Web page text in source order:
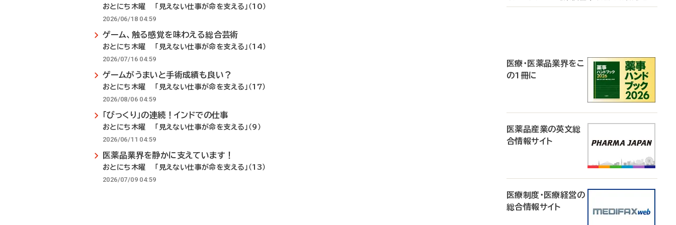
おとにち木曜 「見えない仕事が命を支える」（10）
2026/06/18 04:59
ゲーム、触る感覚を味わえる総合芸術
おとにち木曜 「見えない仕事が命を支える」（14）
2026/07/16 04:59
ゲームがうまいと手術成績も良い？
おとにち木曜 「見えない仕事が命を支える」（17）
2026/08/06 04:59
「びっくり」の連続！インドでの仕事
おとにち木曜 「見えない仕事が命を支える」（9）
2026/06/11 04:59
医薬品業界を静かに支えています！
おとにち木曜 「見えない仕事が命を支える」（13）
2026/07/09 04:59
医療・医薬品業界をこ
の1冊に
医薬品産業の英文総
合情報サイト
医療制度・医療経営の
総合情報サイト